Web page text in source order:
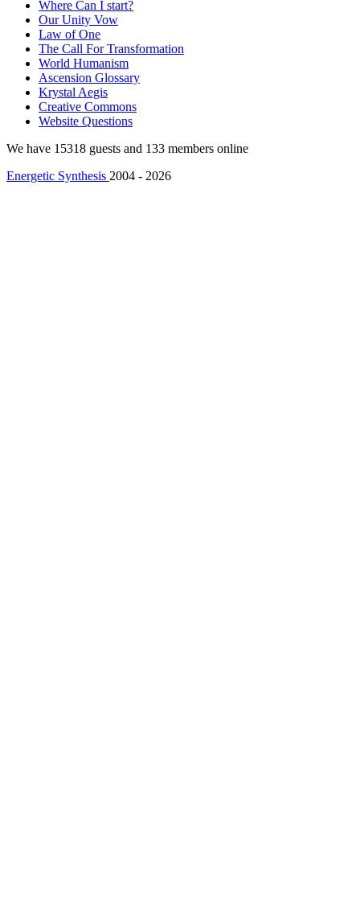
Where Can I start?
Our Unity Vow
Law of One
The Call For Transformation
World Humanism
Ascension Glossary
Krystal Aegis
Creative Commons
Website Questions
We have 15318 guests and 133 members online
Energetic Synthesis 2004 - 2026